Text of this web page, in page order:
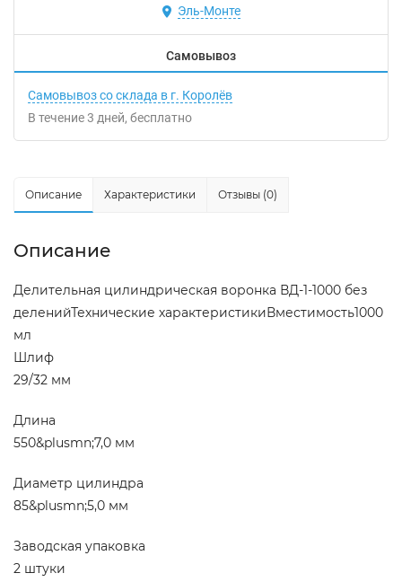
Эль-Монте
Самовывоз
Самовывоз со склада в г. Королёв
В течение3 дней Бесплатно
Описание Характеристики Отзывы (0)
Описание
Делительная цилиндрическая воронка ВД-1-1000 без
деленийТехнические характеристикиВместимость1000
мл
Шлиф
29/32 мм
Длина
550&plusmn;7,0 мм
Диаметр цилиндра
85&plusmn;5,0 мм
Заводская упаковка
2 штуки